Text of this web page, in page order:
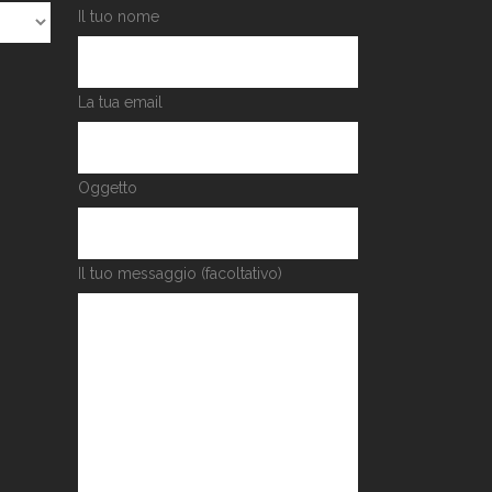
Il tuo nome
La tua email
Oggetto
Il tuo messaggio (facoltativo)